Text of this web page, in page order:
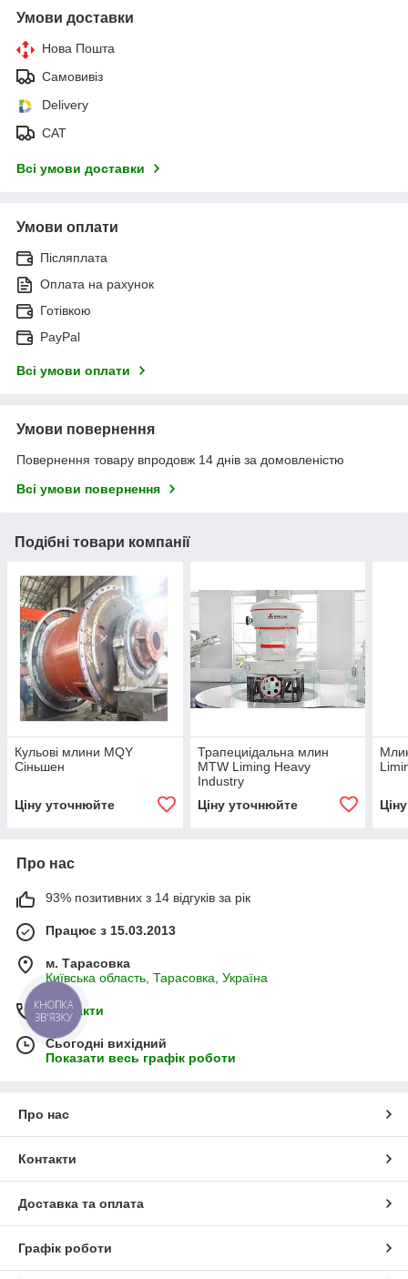
Умови доставки
Нова Пошта
Самовивіз
Delivery
САТ
Всі умови доставки
Умови оплати
Післяплата
Оплата на рахунок
Готівкою
PayPal
Всі умови оплати
Умови повернення
Повернення товару впродовж 14 днів за домовленістю
Всі умови повернення
Подібні товари компанії
Кульові млини MQY
Сіньшен
Ціну уточнюйте
Трапециідальна млин
MTW Liming Heavy
Industry
Ціну уточнюйте
Про нас
93% позитивних з 14 відгуків за рік
Працює з 15.03.2013
м. Тарасовка
Київська область, Тарасовка, Україна
Контакти
Сьогодні вихідний
Показати весь графік роботи
Про нас
Контакти
Доставка та оплата
Графік роботи
КНОПКА
ЗВ'ЯЗКУ